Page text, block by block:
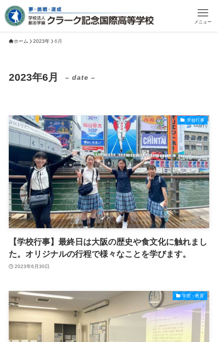
メニュー
ホーム 2023年 6月
2023年6月 – date –
学校行事
【学校行事】最終日は大阪の歴史や食文化に触れまし
た。オリジナルの行程で様々なことを学びます。
2023年6月30日
学習・教育